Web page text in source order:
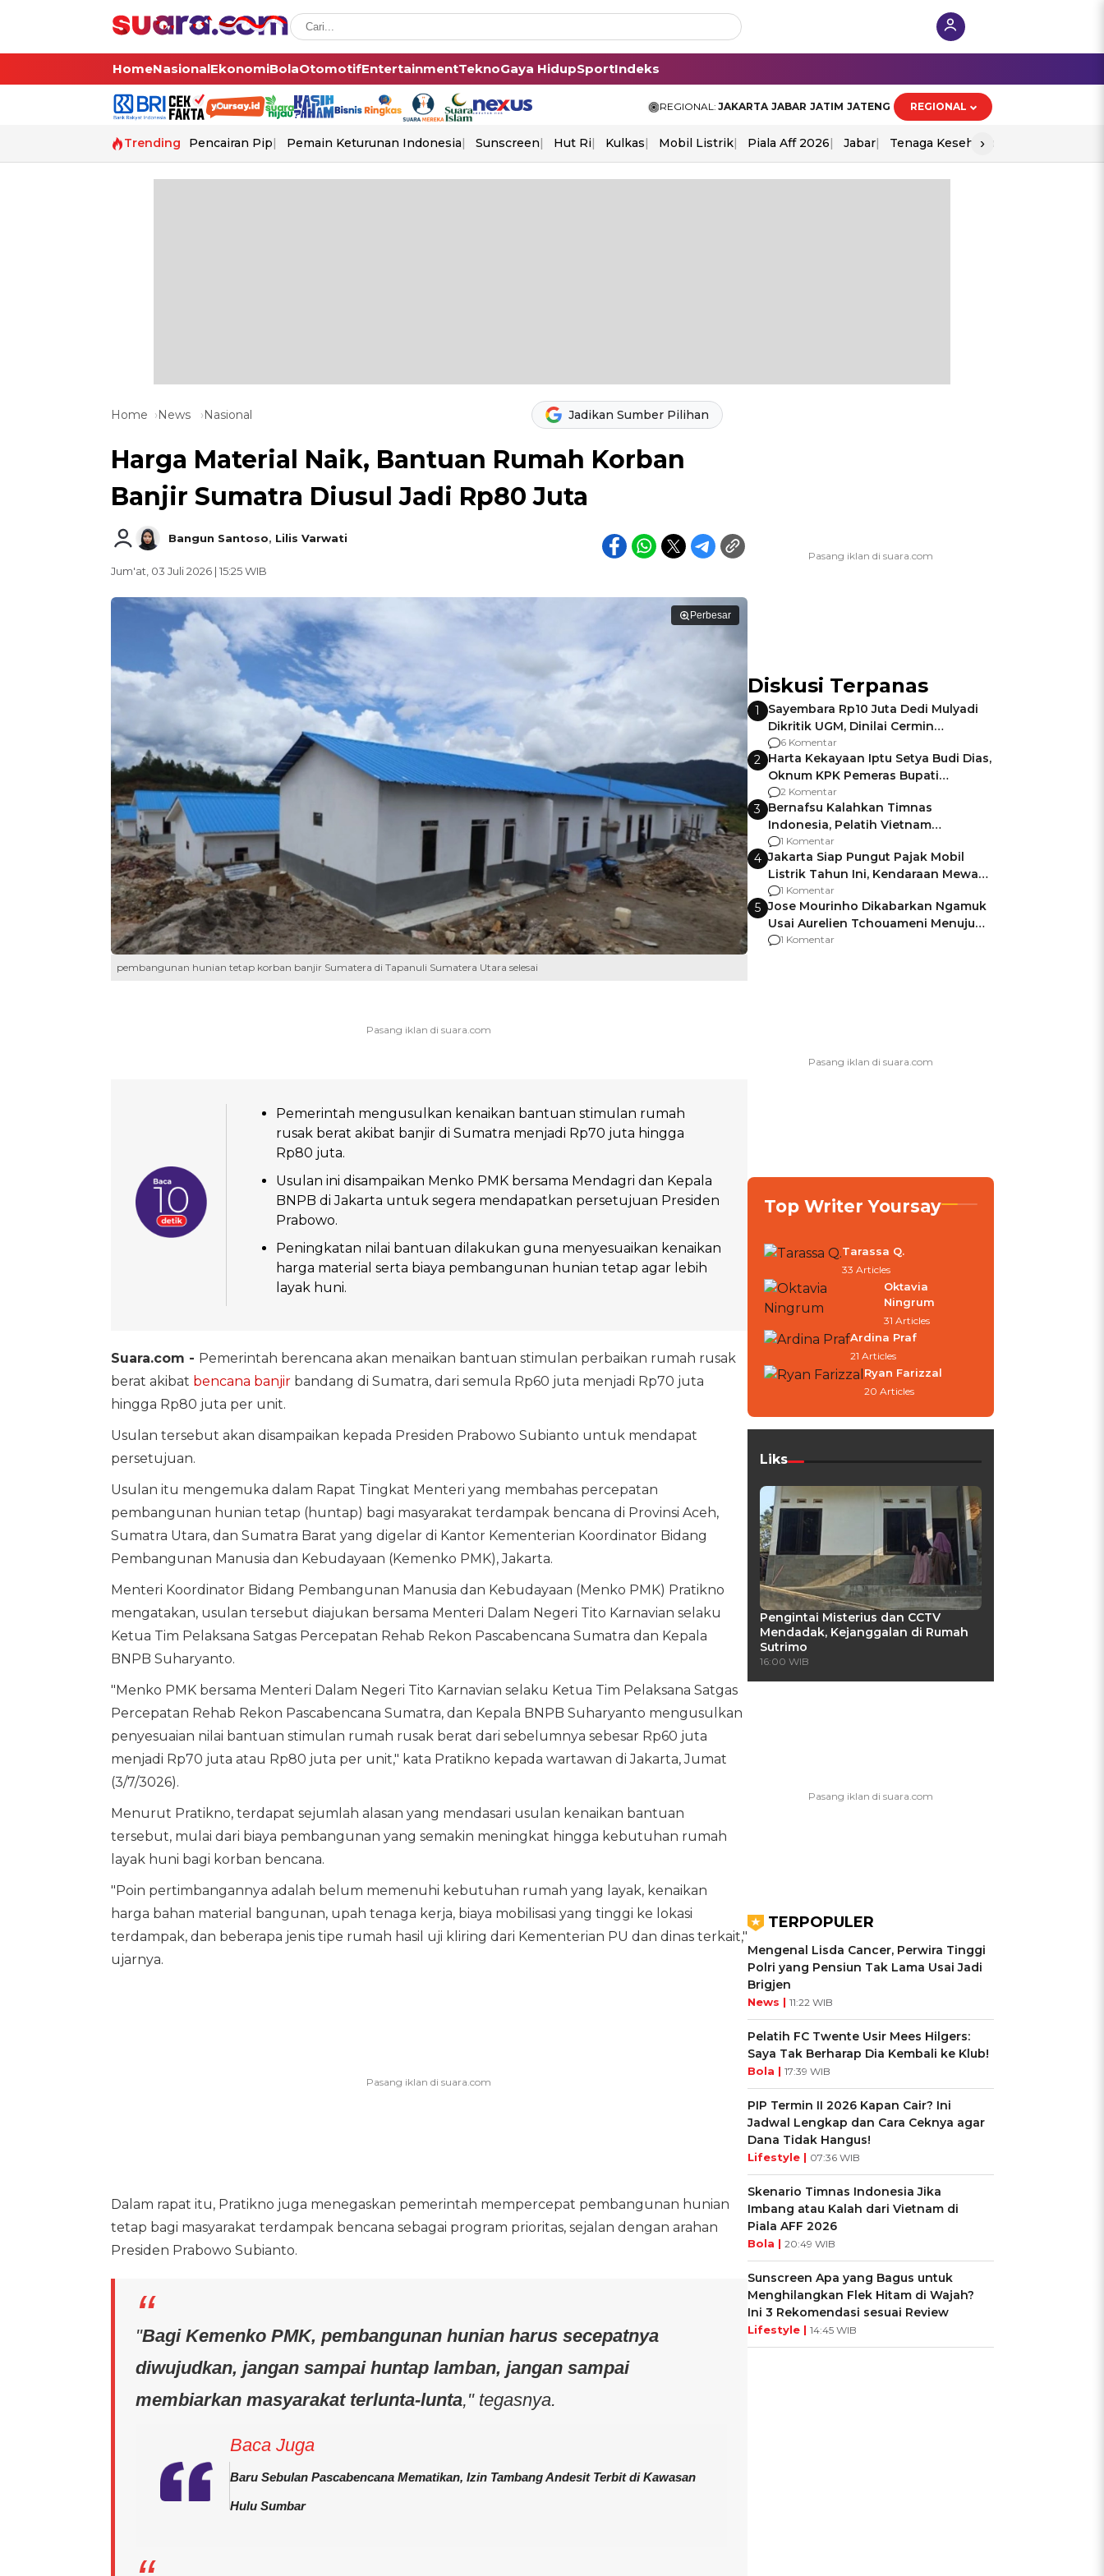
HomeNasionalEkonomiBolaOtomotifEntertainmentTeknoGaya HidupSportIndeks
REGIONAL: JAKARTA JABAR JATIM JATENG REGIONAL
Trending Pencairan Pip Pemain Keturunan Indonesia Sunscreen Hut Ri Kulkas Mobil Listrik Piala Aff 2026 Jabar Tenaga Kesehatan
›
Home News Nasional Jadikan Sumber Pilihan
Harga Material Naik, Bantuan Rumah Korban
Banjir Sumatra Diusul Jadi Rp80 Juta
Bangun Santoso, Lilis Varwati
Jum'at, 03 Juli 2026 | 15:25 WIB
Perbesar
pembangunan hunian tetap korban banjir Sumatera di Tapanuli Sumatera Utara selesai
Pemerintah mengusulkan kenaikan bantuan stimulan rumah
rusak berat akibat banjir di Sumatra menjadi Rp70 juta hingga
Rp80 juta.
Usulan ini disampaikan Menko PMK bersama Mendagri dan Kepala
BNPB di Jakarta untuk segera mendapatkan persetujuan Presiden
Prabowo.
Peningkatan nilai bantuan dilakukan guna menyesuaikan kenaikan
harga material serta biaya pembangunan hunian tetap agar lebih
layak huni.
Suara.com - Pemerintah berencana akan menaikan bantuan stimulan perbaikan rumah rusak
berat akibat bencana banjirbandang di Sumatra, dari semula Rp60 juta menjadi Rp70 juta
hingga Rp80 juta per unit.
Usulan tersebut akan disampaikan kepada Presiden Prabowo Subianto untuk mendapat
persetujuan.
Usulan itu mengemuka dalam Rapat Tingkat Menteri yang membahas percepatan
pembangunan hunian tetap (huntap) bagi masyarakat terdampak bencana di Provinsi Aceh,
Sumatra Utara, dan Sumatra Barat yang digelar di Kantor Kementerian Koordinator Bidang
Pembangunan Manusia dan Kebudayaan (Kemenko PMK), Jakarta.
Menteri Koordinator Bidang Pembangunan Manusia dan Kebudayaan (Menko PMK) Pratikno
mengatakan, usulan tersebut diajukan bersama Menteri Dalam Negeri Tito Karnavian selaku
Ketua Tim Pelaksana Satgas Percepatan Rehab Rekon Pascabencana Sumatra dan Kepala
BNPB Suharyanto.
"Menko PMK bersama Menteri Dalam Negeri Tito Karnavian selaku Ketua Tim Pelaksana Satgas
Percepatan Rehab Rekon Pascabencana Sumatra, dan Kepala BNPB Suharyanto mengusulkan
penyesuaian nilai bantuan stimulan rumah rusak berat dari sebelumnya sebesar Rp60 juta
menjadi Rp70 juta atau Rp80 juta per unit," kata Pratikno kepada wartawan di Jakarta, Jumat
(3/7/3026).
Menurut Pratikno, terdapat sejumlah alasan yang mendasari usulan kenaikan bantuan
tersebut, mulai dari biaya pembangunan yang semakin meningkat hingga kebutuhan rumah
layak huni bagi korban bencana.
"Poin pertimbangannya adalah belum memenuhi kebutuhan rumah yang layak, kenaikan
harga bahan material bangunan, upah tenaga kerja, biaya mobilisasi yang tinggi ke lokasi
terdampak, dan beberapa jenis tipe rumah hasil uji kliring dari Kementerian PU dan dinas terkait,"
ujarnya.
Dalam rapat itu, Pratikno juga menegaskan pemerintah mempercepat pembangunan hunian
tetap bagi masyarakat terdampak bencana sebagai program prioritas, sejalan dengan arahan
Presiden Prabowo Subianto.
"Bagi Kemenko PMK, pembangunan hunian harus secepatnya
diwujudkan, jangan sampai huntap lamban, jangan sampai
membiarkan masyarakat terlunta-lunta," tegasnya.
Baca Juga
Baru Sebulan Pascabencana Mematikan, Izin Tambang Andesit Terbit di Kawasan
Hulu Sumbar
Diskusi Terpanas
1
Sayembara Rp10 Juta Dedi Mulyadi
Dikritik UGM, Dinilai Cermin
Gagalnya Negara Jamin Keamanan
6 Komentar
2 Harta Kekayaan Iptu Setya Budi Dias,
Oknum KPK Pemeras Bupati
Pemalang
2 Komentar
3 Bernafsu Kalahkan Timnas
Indonesia, Pelatih Vietnam
Berencana Pakai Jimat di Pakansari
1 Komentar
4 Jakarta Siap Pungut Pajak Mobil
Listrik Tahun Ini, Kendaraan Mewah
Kena hingga 75% PKB
1 Komentar
5 Jose Mourinho Dikabarkan Ngamuk
Usai Aurelien Tchouameni Menuju
Manchester United
1 Komentar
Top Writer Yoursay
Tarassa Q.
33 Articles
Oktavia
Ningrum
31 Articles
Ardina Praf
21 Articles
Ryan Farizzal
20 Articles
Liks
Pengintai Misterius dan CCTV
Mendadak, Kejanggalan di Rumah
Sutrimo
16:00 WIB
TERPOPULER
Mengenal Lisda Cancer, Perwira Tinggi
Polri yang Pensiun Tak Lama Usai Jadi
Brigjen
News | 11:22 WIB
Pelatih FC Twente Usir Mees Hilgers:
Saya Tak Berharap Dia Kembali ke Klub!
Bola | 17:39 WIB
PIP Termin II 2026 Kapan Cair? Ini
Jadwal Lengkap dan Cara Ceknya agar
Dana Tidak Hangus!
Lifestyle | 07:36 WIB
Skenario Timnas Indonesia Jika
Imbang atau Kalah dari Vietnam di
Piala AFF 2026
Bola | 20:49 WIB
Sunscreen Apa yang Bagus untuk
Menghilangkan Flek Hitam di Wajah?
Ini 3 Rekomendasi sesuai Review
Lifestyle | 14:45 WIB